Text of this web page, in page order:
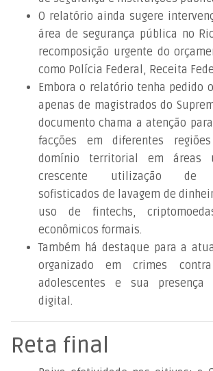
O relatório ainda sugere
área de segurança pública no
recomposição urgente do
como Polícia Federal, Receita
Embora o relatório tenha pedido
apenas de magistrados do
documento chama a atenção
facções em diferentes
domínio territorial em áreas
crescente utilização de
sofisticados de lavagem de
uso de fintechs,
econômicos formais.
Também há destaque para a
organizado em crimes
adolescentes e sua presença
digital.
Reta final